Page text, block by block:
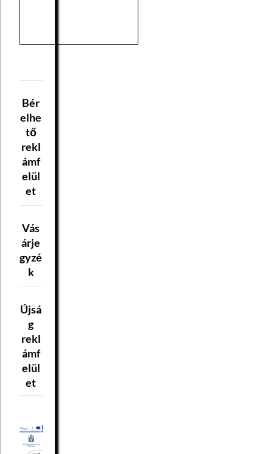
Bér
elhe
tő
rekl
ámf
elül
et
Vás
árje
gyzé
k
Újsá
g
rekl
ámf
elül
et